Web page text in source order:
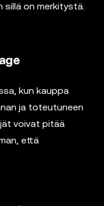
sillä on merkitystä.
kun kauppa
ja toteutuneen
voivat pitää
että